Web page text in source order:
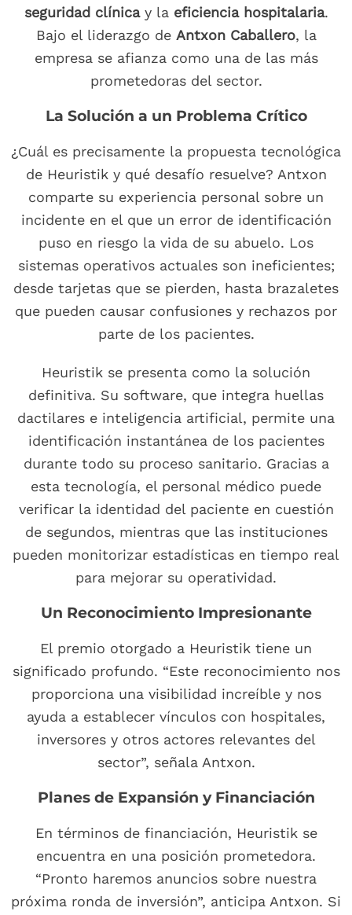
seguridad clínicay la eficiencia hospitalaria.
Bajo el liderazgo de Antxon Caballero, la
empresa se afianza como una de las más
prometedoras del sector.
La Solución a un Problema Crítico
¿Cuál es precisamente la propuesta tecnológica
de Heuristik y qué desafío resuelve? Antxon
comparte su experiencia personal sobre un
incidente en el que un error de identificación
puso en riesgo la vida de su abuelo. Los
sistemas operativos actuales son ineficientes;
desde tarjetas que se pierden, hasta brazaletes
que pueden causar confusiones y rechazos por
parte de los pacientes.
Heuristik se presenta como la solución
definitiva. Su software, que integra huellas
dactilares e inteligencia artificial, permite una
identificación instantánea de los pacientes
durante todo su proceso sanitario. Gracias a
esta tecnología, el personal médico puede
verificar la identidad del paciente en cuestión
de segundos, mientras que las instituciones
pueden monitorizar estadísticas en tiempo real
para mejorar su operatividad.
Un Reconocimiento Impresionante
El premio otorgado a Heuristik tiene un
significado profundo. “Este reconocimiento nos
proporciona una visibilidad increíble y nos
ayuda a establecer vínculos con hospitales,
inversores y otros actores relevantes del
sector”, señala Antxon.
Planes de Expansión y Financiación
En términos de financiación, Heuristik se
encuentra en una posición prometedora.
“Pronto haremos anuncios sobre nuestra
próxima ronda de inversión”, anticipa Antxon. Si